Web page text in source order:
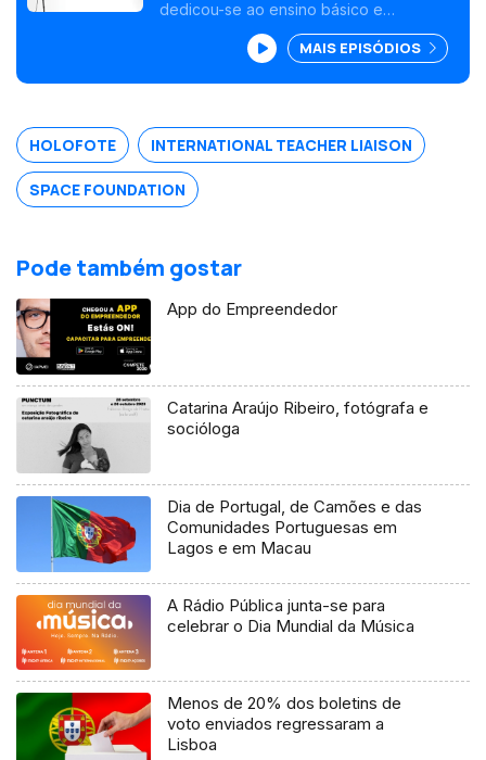
dedicou-se ao ensino básico e
ano, Juan Nolasco foi um dos
professores portugueses selecionados
para o programa International Teacher
MAIS EPISÓDIOS
HOLOFOTE INTERNATIONAL TEACHER LIAISON
SPACE FOUNDATION
Pode também gostar
App do Empreendedor
Catarina Araújo Ribeiro, fotógrafa e
socióloga
Dia de Portugal, de Camões e das
Comunidades Portuguesas em
Lagos e em Macau
A Rádio Pública junta-se para
celebrar o Dia Mundial da Música
Menos de 20% dos boletins de
voto enviados regressaram a
Lisboa